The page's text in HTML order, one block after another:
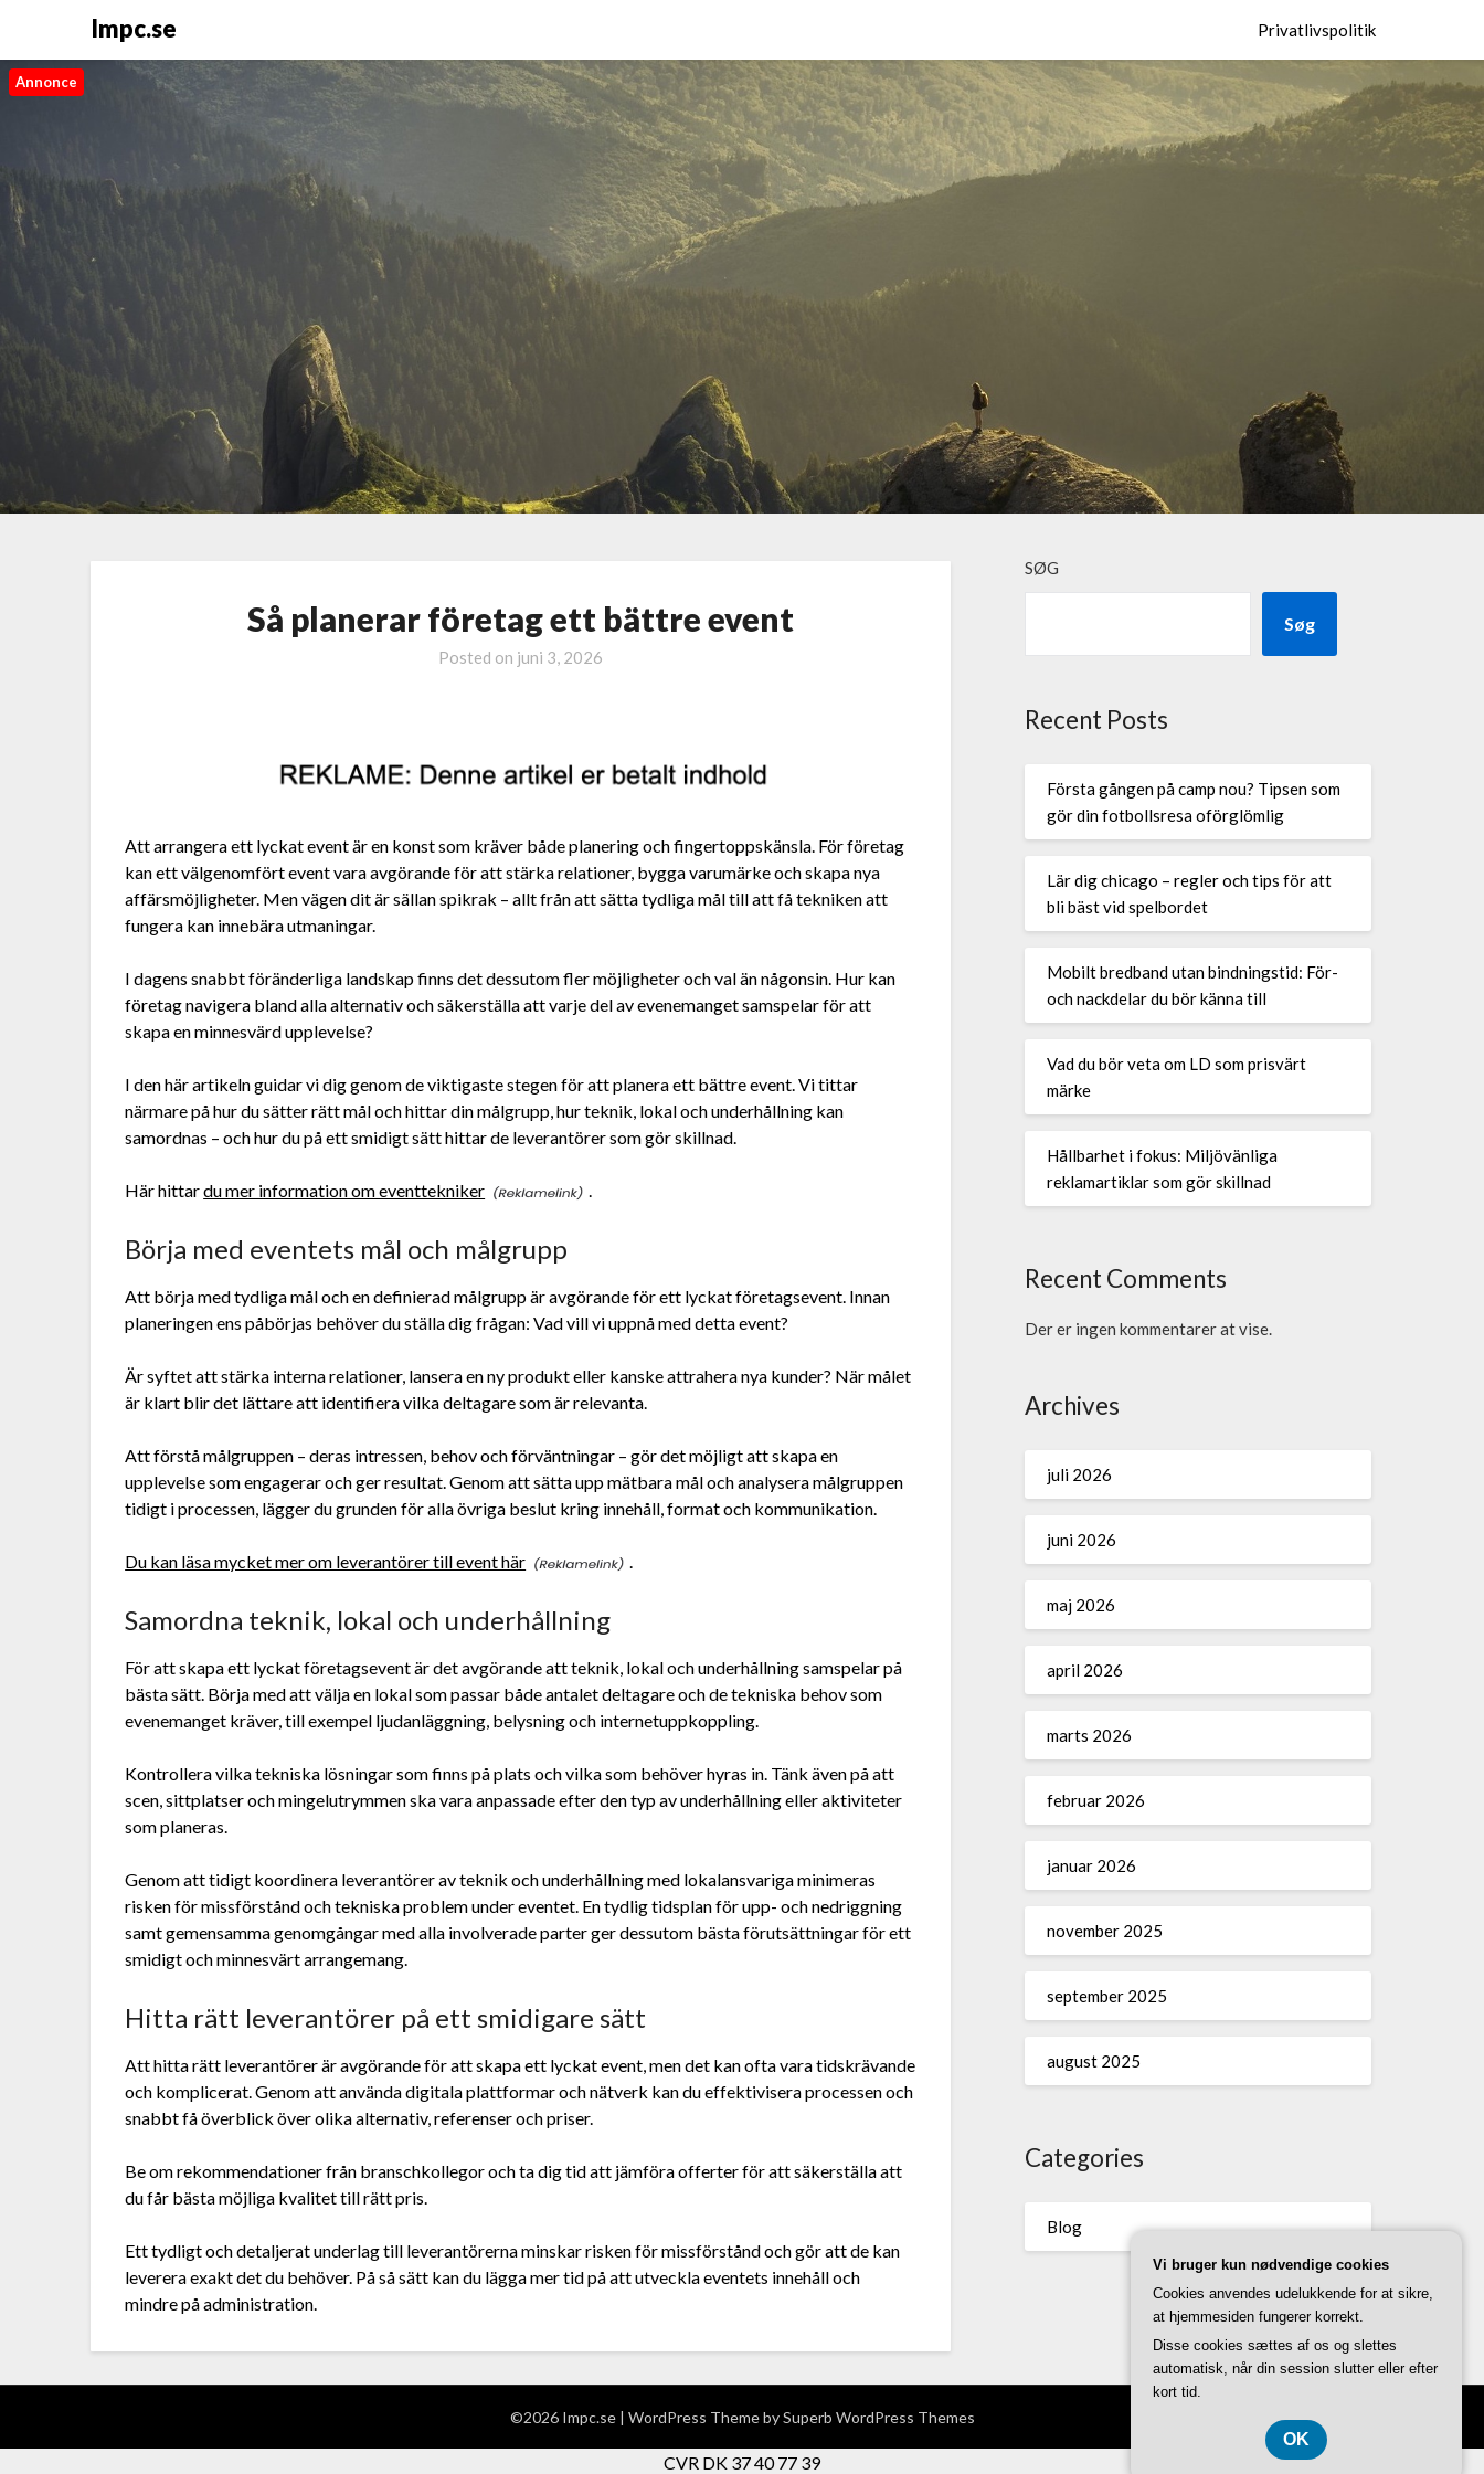
Impc.se Privatlivspolitik
Annonce
Så planerar företag ett bättre event
Posted on juni 3, 2026
Att arrangera ett lyckat event är en konst som kräver både planering och fingertoppskänsla. För företag
kan ett välgenomfört event vara avgörande för att stärka relationer, bygga varumärke och skapa nya
affärsmöjligheter. Men vägen dit är sällan spikrak – allt från att sätta tydliga mål till att få tekniken att
fungera kan innebära utmaningar.
I dagens snabbt föränderliga landskap finns det dessutom fler möjligheter och val än någonsin. Hur kan
företag navigera bland alla alternativ och säkerställa att varje del av evenemanget samspelar för att
skapa en minnesvärd upplevelse?
I den här artikeln guidar vi dig genom de viktigaste stegen för att planera ett bättre event. Vi tittar
närmare på hur du sätter rätt mål och hittar din målgrupp, hur teknik, lokal och underhållning kan
samordnas – och hur du på ett smidigt sätt hittar de leverantörer som gör skillnad.
Här hittardu mer information om eventtekniker .
Börja med eventets mål och målgrupp
Att börja med tydliga mål och en definierad målgrupp är avgörande för ett lyckat företagsevent. Innan
planeringen ens påbörjas behöver du ställa dig frågan: Vad vill vi uppnå med detta event?
Är syftet att stärka interna relationer, lansera en ny produkt eller kanske attrahera nya kunder? När målet
är klart blir det lättare att identifiera vilka deltagare som är relevanta.
Att förstå målgruppen – deras intressen, behov och förväntningar – gör det möjligt att skapa en
upplevelse som engagerar och ger resultat. Genom att sätta upp mätbara mål och analysera målgruppen
tidigt i processen, lägger du grunden för alla övriga beslut kring innehåll, format och kommunikation.
Du kan läsa mycket mer om leverantörer till event här .
Samordna teknik, lokal och underhållning
För att skapa ett lyckat företagsevent är det avgörande att teknik, lokal och underhållning samspelar på
bästa sätt. Börja med att välja en lokal som passar både antalet deltagare och de tekniska behov som
evenemanget kräver, till exempel ljudanläggning, belysning och internetuppkoppling.
Kontrollera vilka tekniska lösningar som finns på plats och vilka som behöver hyras in. Tänk även på att
scen, sittplatser och mingelutrymmen ska vara anpassade efter den typ av underhållning eller aktiviteter
som planeras.
Genom att tidigt koordinera leverantörer av teknik och underhållning med lokalansvariga minimeras
risken för missförstånd och tekniska problem under eventet. En tydlig tidsplan för upp- och nedriggning
samt gemensamma genomgångar med alla involverade parter ger dessutom bästa förutsättningar för ett
smidigt och minnesvärt arrangemang.
Hitta rätt leverantörer på ett smidigare sätt
Att hitta rätt leverantörer är avgörande för att skapa ett lyckat event, men det kan ofta vara tidskrävande
och komplicerat. Genom att använda digitala plattformar och nätverk kan du effektivisera processen och
snabbt få överblick över olika alternativ, referenser och priser.
Be om rekommendationer från branschkollegor och ta dig tid att jämföra offerter för att säkerställa att
du får bästa möjliga kvalitet till rätt pris.
Ett tydligt och detaljerat underlag till leverantörerna minskar risken för missförstånd och gör att de kan
leverera exakt det du behöver. På så sätt kan du lägga mer tid på att utveckla eventets innehåll och
mindre på administration.
SØG
Søg
Recent Posts
Första gången på camp nou? Tipsen som
gör din fotbollsresa oförglömlig
Lär dig chicago – regler och tips för att
bli bäst vid spelbordet
Mobilt bredband utan bindningstid: För-
och nackdelar du bör känna till
Vad du bör veta om LD som prisvärt
märke
Hållbarhet i fokus: Miljövänliga
reklamartiklar som gör skillnad
Recent Comments
Der er ingen kommentarer at vise.
Archives
juli 2026
juni 2026
maj 2026
april 2026
marts 2026
februar 2026
januar 2026
november 2025
september 2025
august 2025
Categories
Blog
©2026 Impc.se | WordPress Theme bySuperb WordPress Themes
CVR DK 37 40 77 39
Vi bruger kun nødvendige cookies
Cookies anvendes udelukkende for at sikre,
at hjemmesiden fungerer korrekt.
Disse cookies sættes af os og slettes
automatisk, når din session slutter eller efter
kort tid.
OK